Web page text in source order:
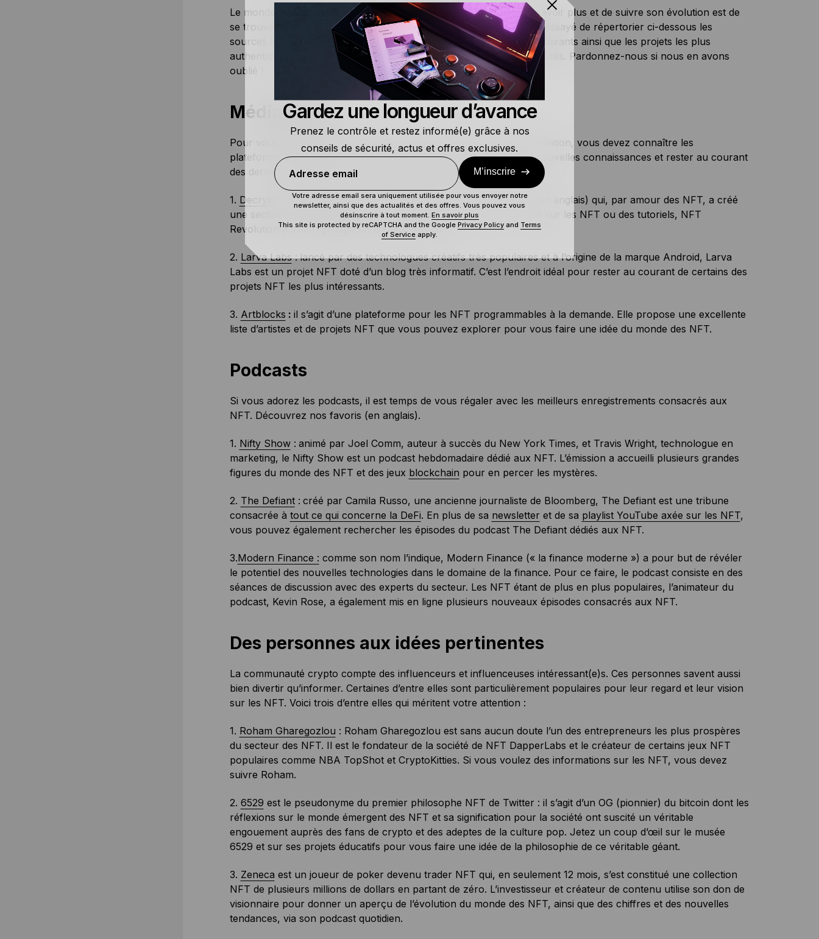
Le monde des NFT se développe rapidement. La seule façon d’en savoir plus et de suivre son évolution est de
se trouver au bon endroit avec les bonnes personnes. Nous avons essayé de répertorier ci-dessous les
sources les plus crédibles, les créateurs et les créatrices les plus inspirants ainsi que les projets les plus
authentiques. Ils vous permettront de rester au courant des nouveautés. Pardonnez-nous si nous en avons
oublié !
Médias Web
Pour vous épargner une saturation d’informations ou une désinformation, vous devez connaître les
plateformes de médias Web crédibles. Vous pouvez y acquérir de nouvelles connaissances et rester au courant
des dernières actualités sur le monde des NFT (en anglais).
1. Decrypt – NFT Revolution :Decrypt est un grand crypto-média (en anglais) qui, par amour des NFT, a créé
une section spéciale appelée NFT Revolution. Que ce soit l’actualité sur les NFT ou des tutoriels, NFT
Revolution a tout regroupé en un seul endroit.
2. Larva Labs: lancé par des technologues créatifs très populaires et à l’origine de la marque Android, Larva
Labs est un projet NFT doté d’un blog très informatif. C’est l’endroit idéal pour rester au courant de certains des
projets NFT les plus intéressants.
3. Artblocks : il s’agit d’une plateforme pour les NFT programmables à la demande. Elle propose une excellente
liste d’artistes et de projets NFT que vous pouvez explorer pour vous faire une idée du monde des NFT.
Podcasts
Si vous adorez les podcasts, il est temps de vous régaler avec les meilleurs enregistrements consacrés aux
NFT. Découvrez nos favoris (en anglais).
1. Nifty Show: animé par Joel Comm, auteur à succès du New York Times, et Travis Wright, technologue en
marketing, le Nifty Show est un podcast hebdomadaire dédié aux NFT. L’émission a accueilli plusieurs grandes
figures du monde des NFT et des jeux blockchain pour en percer les mystères.
2. The Defiant: créé par Camila Russo, une ancienne journaliste de Bloomberg, The Defiant est une tribune
consacrée à tout ce qui concerne la DeFi. En plus de sa newsletter et de sa playlist YouTube axée sur les NFT,
vous pouvez également rechercher les épisodes du podcast The Defiant dédiés aux NFT.
3.Modern Finance : comme son nom l’indique, Modern Finance (« la finance moderne ») a pour but de révéler
le potentiel des nouvelles technologies dans le domaine de la finance. Pour ce faire, le podcast consiste en des
séances de discussion avec des experts du secteur. Les NFT étant de plus en plus populaires, l’animateur du
podcast, Kevin Rose, a également mis en ligne plusieurs nouveaux épisodes consacrés aux NFT.
Des personnes aux idées pertinentes
La communauté crypto compte des influenceurs et influenceuses intéressant(e)s. Ces personnes savent aussi
bien divertir qu’informer. Certaines d’entre elles sont particulièrement populaires pour leur regard et leur vision
sur les NFT. Voici trois d’entre elles qui méritent votre attention :
1. Roham Gharegozlou : Roham Gharegozlou est sans aucun doute l’un des entrepreneurs les plus prospères
du secteur des NFT. Il est le fondateur de la société de NFT DapperLabs et le créateur de certains jeux NFT
populaires comme NBA TopShot et CryptoKitties. Si vous voulez des informations sur les NFT, vous devez
suivre Roham.
2. 6529 est le pseudonyme du premier philosophe NFT de Twitter : il s’agit d’un OG (pionnier) du bitcoin dont les
réflexions sur le monde émergent des NFT et sa signification pour la société ont suscité un véritable
engouement auprès des fans de crypto et des adeptes de la culture pop. Jetez un coup d’œil sur le musée
6529 et sur ses projets éducatifs pour vous faire une idée de la philosophie de ce véritable géant.
3. Zeneca est un joueur de poker devenu trader NFT qui, en seulement 12 mois, s’est constitué une collection
NFT de plusieurs millions de dollars en partant de zéro. L’investisseur et créateur de contenu utilise son don de
visionnaire pour donner un aperçu de l’évolution du monde des NFT, ainsi que des chiffres et des nouvelles
tendances, via son podcast quotidien.
Gardez une longueur d’avance
Prenez le contrôle et restez informé(e) grâce à nos
conseils de sécurité, actus et offres exclusives.
Adresse email M’inscrire
Votre adresse email sera uniquement utilisée pour vous envoyer notre
newsletter, ainsi que des actualités et des offres. Vous pouvez vous
désinscrire à tout moment. En savoir plus
This site is protected by reCAPTCHA and the Google Privacy Policy and Terms
of Service apply.